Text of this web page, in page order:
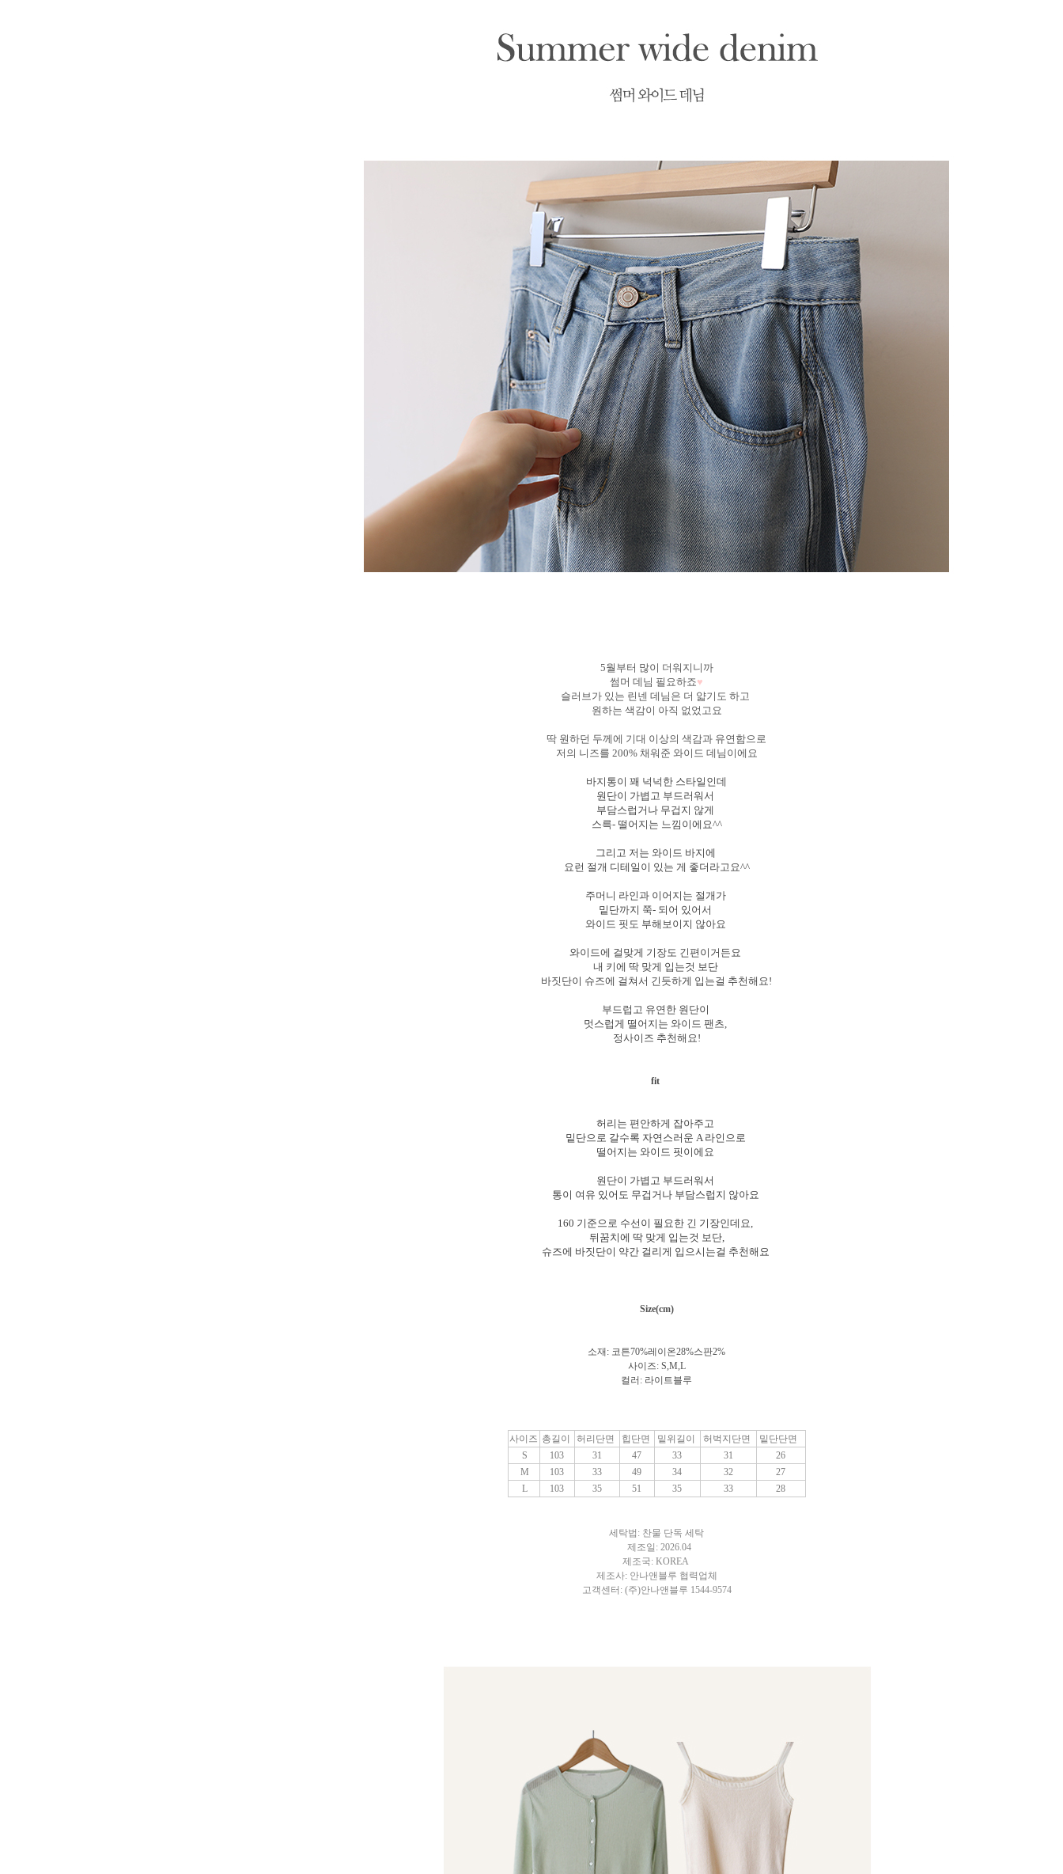
5월부터 많이 더워지니까
썸머 데님 필요하죠♥
슬러브가 있는 린넨 데님은 더 얇기도 하고
원하는 색감이 아직 없었고요
딱 원하던 두께에 기대 이상의 색감과 유연함으로
저의 니즈를 200% 채워준 와이드 데님이에요
바지통이 꽤 넉넉한 스타일인데
원단이 가볍고 부드러워서
부담스럽거나 무겁지 않게
스륵- 떨어지는 느낌이에요^^
그리고 저는 와이드 바지에
요런 절개 디테일이 있는 게 좋더라고요^^
주머니 라인과 이어지는 절개가
밑단까지 쭉- 되어 있어서
와이드 핏도 부해보이지 않아요
와이드에 걸맞게 기장도 긴편이거든요
내 키에 딱 맞게 입는것 보단
바짓단이 슈즈에 걸쳐서 긴듯하게 입는걸 추천해요!
부드럽고 유연한 원단이
멋스럽게 떨어지는 와이드 팬츠,
정사이즈 추천해요!
fit
허리는 편안하게 잡아주고
밑단으로 갈수록 자연스러운 A 라인으로
떨어지는 와이드 핏이에요
원단이 가볍고 부드러워서
통이 여유 있어도 무겁거나 부담스럽지 않아요
160 기준으로 수선이 필요한 긴 기장인데요,
뒤꿈치에 딱 맞게 입는것 보단,
슈즈에 바짓단이 약간 걸리게 입으시는걸 추천해요
Size(cm)
소재: 코튼70%레이온28%스판2%
사이즈: S,M,L
컬러: 라이트블루
사이즈 총길이 허리단면 힙단면 밑위길이 허벅지단면
밑단단면
S
103 31 47 33 31
26
M
103 33 49 34 32
27
L
103 35 51 35 33 28
세탁법: 찬물 단독 세탁
제조일: 2026.04
제조국: KOREA
제조사: 안나앤블루 협력업체
고객센터: (주)안나앤블루 1544-9574